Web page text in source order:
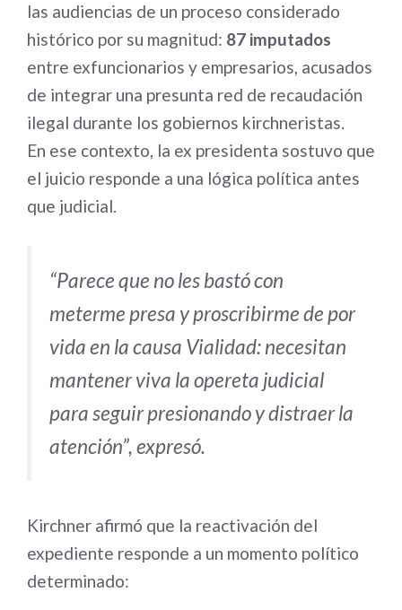
las audiencias de un proceso considerado
histórico por su magnitud: 87 imputados
entre exfuncionarios y empresarios, acusados
de integrar una presunta red de recaudación
ilegal durante los gobiernos kirchneristas.
En ese contexto, la ex presidenta sostuvo que
el juicio responde a una lógica política antes
que judicial.
“Parece que no les bastó con
meterme presa y proscribirme de por
vida en la causa Vialidad: necesitan
mantener viva laopereta judicial
para seguir presionando y distraer la
atención”, expresó.
Kirchner afirmó que la reactivación del
expediente responde a un momento político
determinado: